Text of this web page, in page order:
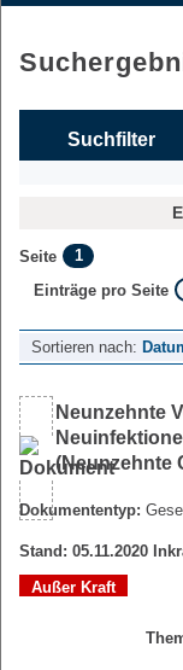
Suchfilter
Seite
1
Einträge pro Seite
Sortieren nach:
Neunzehnte
(Neunzehnte
Dokumententyp:
Stand: 05.11.2020
Außer Kraft